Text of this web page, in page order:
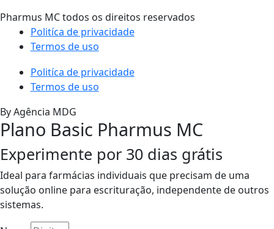
Pharmus MC todos os direitos reservados
Politíca de privacidade
Termos de uso
Politíca de privacidade
Termos de uso
By Agência MDG
Plano Basic Pharmus MC
Experimente por 30 dias grátis
Ideal para farmácias individuais que precisam de uma
solução online para escrituração, independente de outros
sistemas.